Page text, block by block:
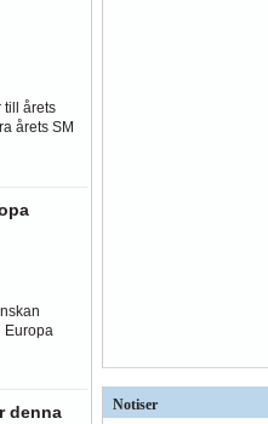
till årets
årets SM
Europa
denna
Notiser